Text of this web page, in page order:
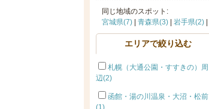
同じ地域のスポット:
宮城県(7)| 青森県(3)| 岩手県(2)|
エリアで絞り込む
札幌（大通公園・すすきの）周
辺(2)
函館・湯の川温泉・大沼・松前
(1)